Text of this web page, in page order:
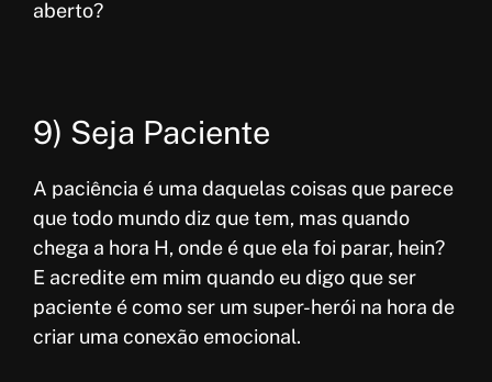
aberto?
9) Seja Paciente
A paciência é uma daquelas coisas que parece
que todo mundo diz que tem, mas quando
chega a hora H, onde é que ela foi parar, hein?
E acredite em mim quando eu digo que ser
paciente é como ser um super-herói na hora de
criar uma conexão emocional.